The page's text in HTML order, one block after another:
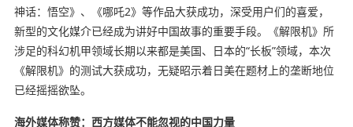
神话：悟空》、《哪吒2》等作品大获成功，深受用户们的喜爱，
新型的文化媒介已经成为讲好中国故事的重要手段。《解限机》所
涉足的科幻机甲领域长期以来都是美国、日本的“长板”领域，本次
《解限机》的测试大获成功，无疑昭示着日美在题材上的垄断地位
已经摇摇欲坠。
海外媒体称赞：西方媒体不能忽视的中国力量